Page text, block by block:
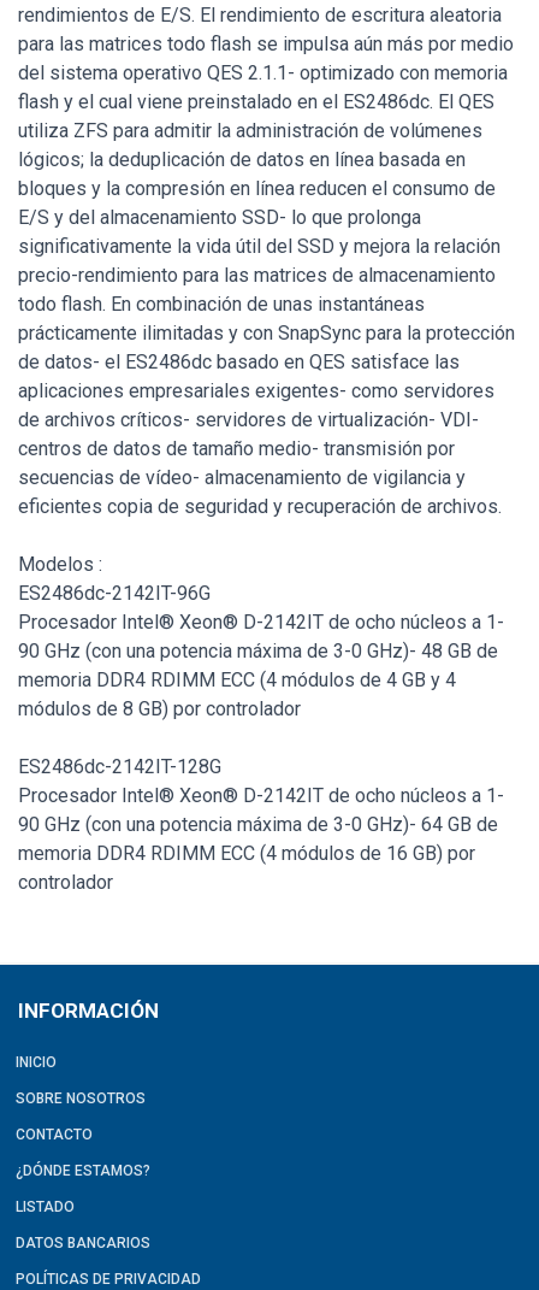
rendimientos de E/S. El rendimiento de escritura aleatoria
para las matrices todo flash se impulsa aún más por medio
del sistema operativo QES 2.1.1- optimizado con memoria
flash y el cual viene preinstalado en el ES2486dc. El QES
utiliza ZFS para admitir la administración de volúmenes
lógicos; la deduplicación de datos en línea basada en
bloques y la compresión en línea reducen el consumo de
E/S y del almacenamiento SSD- lo que prolonga
significativamente la vida útil del SSD y mejora la relación
precio-rendimiento para las matrices de almacenamiento
todo flash. En combinación de unas instantáneas
prácticamente ilimitadas y con SnapSync para la protección
de datos- el ES2486dc basado en QES satisface las
aplicaciones empresariales exigentes- como servidores
de archivos críticos- servidores de virtualización- VDI-
centros de datos de tamaño medio- transmisión por
secuencias de vídeo- almacenamiento de vigilancia y
eficientes copia de seguridad y recuperación de archivos.
Modelos :
ES2486dc-2142IT-96G
Procesador Intel® Xeon® D-2142IT de ocho núcleos a 1-
90 GHz (con una potencia máxima de 3-0 GHz)- 48 GB de
memoria DDR4 RDIMM ECC (4 módulos de 4 GB y 4
módulos de 8 GB) por controlador
ES2486dc-2142IT-128G
Procesador Intel® Xeon® D-2142IT de ocho núcleos a 1-
90 GHz (con una potencia máxima de 3-0 GHz)- 64 GB de
memoria DDR4 RDIMM ECC (4 módulos de 16 GB) por
controlador
INFORMACIÓN
INICIO
SOBRE NOSOTROS
CONTACTO
¿DÓNDE ESTAMOS?
LISTADO
DATOS BANCARIOS
POLÍTICAS DE PRIVACIDAD